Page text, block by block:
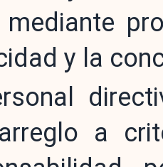
mediante
y la
a